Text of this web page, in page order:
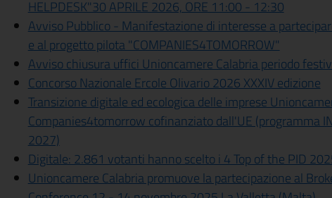
HELPDESK"30 APRILE 2026, ORE 11:00 - 12:30
Avviso Pubblico - Manifestazione di interesse a
e al progetto pilota "COMPANIES4TOMORROW"
Avviso chiusura uffici Unioncamere Calabria periodo
Concorso Nazionale Ercole Olivario 2026 XXXIV edizione
Transizione digitale ed ecologica delle imprese
Companies4tomorrow cofinanziato dall'UE (programma
2027)
Digitale: 2.861 votanti hanno scelto i 4 Top of the PID
Unioncamere Calabria promuove la partecipazione al